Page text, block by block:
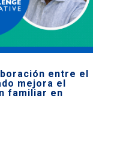
entre el
mejora el
familiar en